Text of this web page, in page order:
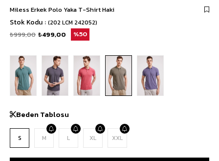
Miless Erkek Polo Yaka T-Shirt Haki
Stok Kodu (202 LCM 242052)
₺999,00 ₺499,00 50
Beden Tablosu
S M L XL XXL